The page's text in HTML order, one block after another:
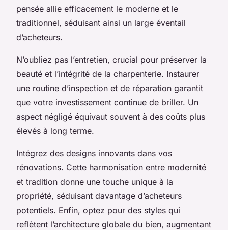
pensée allie efficacement le moderne et le
traditionnel, séduisant ainsi un large éventail
d’acheteurs.
N’oubliez pas l’entretien, crucial pour préserver la
beauté et l’intégrité de la charpenterie. Instaurer
une routine d’inspection et de réparation garantit
que votre investissement continue de briller. Un
aspect négligé équivaut souvent à des coûts plus
élevés à long terme.
Intégrez des designs innovants dans vos
rénovations. Cette harmonisation entre modernité
et tradition donne une touche unique à la
propriété, séduisant davantage d’acheteurs
potentiels. Enfin, optez pour des styles qui
reflètent l’architecture globale du bien, augmentant